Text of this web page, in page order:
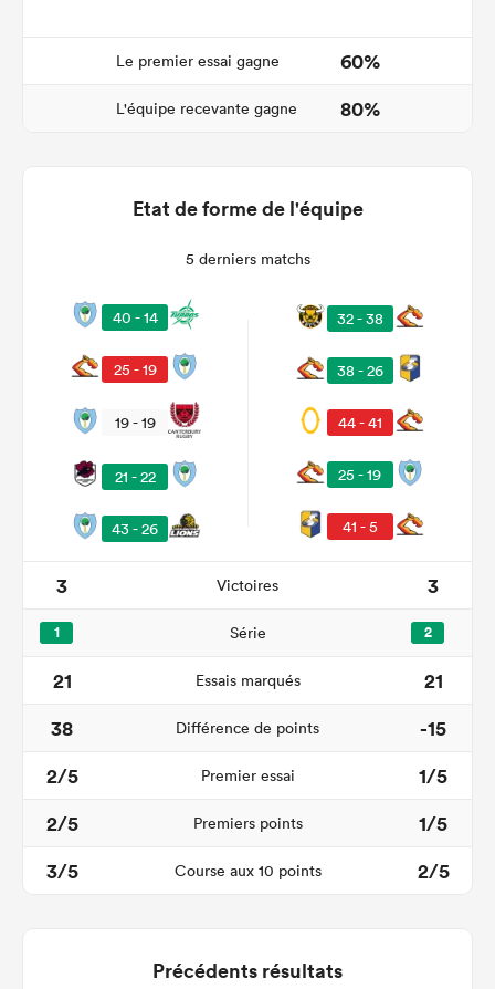
Le premier essai gagne 60%
L'équipe recevante gagne 80%
Etat de forme de l'équipe
5 derniers matchs
40 - 14
25 - 19
19 - 19
21 - 22
43 - 26
32 - 38
38 - 26
44 - 41
25 - 19
41 - 5
3 Victoires 3
1 Série 2
21 Essais marqués
21
38
Différence de points
-15
2/5
Premier essai
1/5
2/5
Premiers points
1/5
3/5
Course aux 10 points 2/5
Précédents résultats